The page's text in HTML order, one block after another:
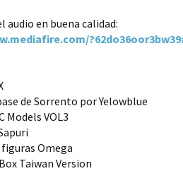
audio en buena calidad:
de Sorrento por Yelowblue
Models VOL3
figuras Omega
Taiwan Version